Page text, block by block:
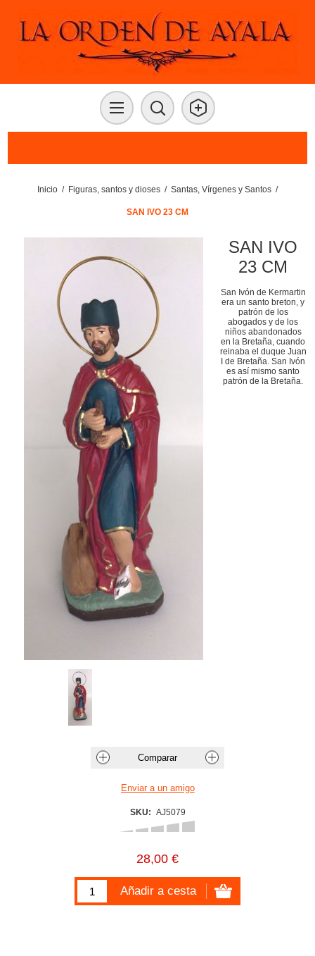
Inicio / Figuras, santos y dioses / Santas, Vírgenes y Santos /
SAN IVO 23 CM
SAN IVO
23 CM
San Ivón de Kermartin
era un santo breton, y
patrón de los
abogados y de los
niños abandonados
en la Bretaña, cuando
reinaba el duque Juan
I de Bretaña. San Ivón
es así mismo santo
patrón de la Bretaña.
SKU: AJ5079
28,00 €